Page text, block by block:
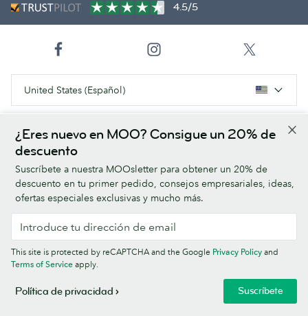
¿Eres nuevo en MOO? Consigue un 20% de
descuento
Suscríbete a nuestra MOOsletter para obtener un 20% de
descuento en tu primer pedido, consejos empresariales, ideas,
ofertas especiales exclusivas y mucho más.
Suscríbete
This site is protected by reCAPTCHA and the Google Privacy Policy and
Terms of Service apply.
Política de privacidad
4.5/5
United States (Español)
Productos
Tipos de papel
Acerca de MOO